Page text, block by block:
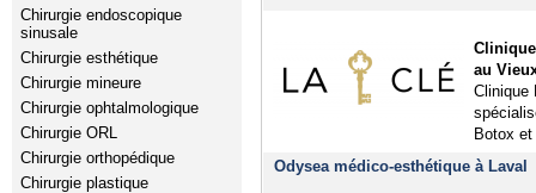
Chirurgie endoscopique
sinusale
Chirurgie esthétique
Chirurgie mineure
Chirurgie ophtalmologique
Chirurgie ORL
Chirurgie orthopédique
Chirurgie plastique
au
Clinique
Botox
Odysea médico-esthétique à Laval